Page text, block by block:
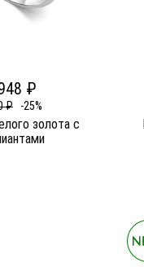
₽
₽ -25%
золота c